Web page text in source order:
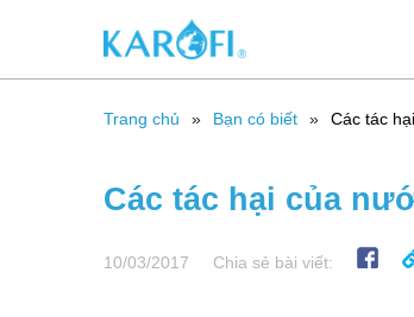
Trang chủ Bạn có biết Các tác
Các tác hại của
10/03/2017 Chia sẻ bài viết: